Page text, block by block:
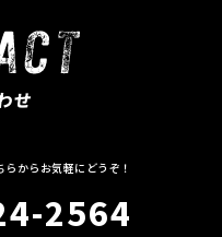
せ
からお気軽にどうぞ！
2564